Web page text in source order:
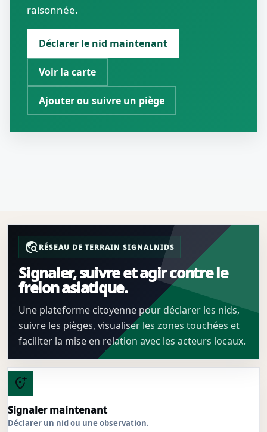
raisonnée.
Déclarer le nid maintenant
Voir la carte
Ajouter ou suivre un piège
travel_exploreRÉSEAU DE TERRAIN SIGNALNIDS
Signaler, suivre et agir contre le
frelon asiatique.
Une plateforme citoyenne pour déclarer les nids,
suivre les pièges, visualiser les zones touchées et
faciliter la mise en relation avec les acteurs locaux.
add_location_alt
Signaler maintenant
Déclarer un nid ou une observation.